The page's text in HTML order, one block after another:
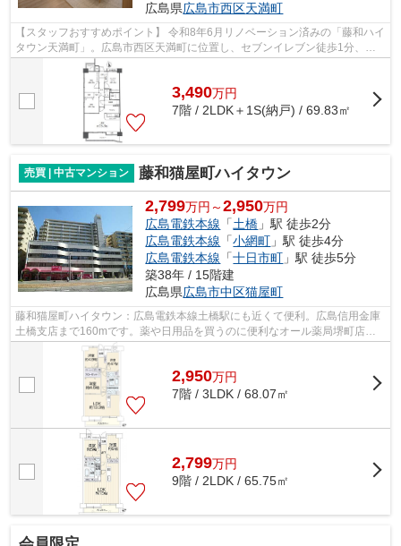
広島県広島市西区天満町
【スタッフおすすめポイント】 令和8年6月リノベーション済みの「藤和ハイ
タウン天満町」。広島市西区天満町に位置し、セブンイレブン徒歩1分、天
満小学校徒歩2分、天満町電停と24時...
3,490万円
7階 / 2LDK＋1S(納戸) / 69.83㎡
売買 | 中古マンション 藤和猫屋町ハイタウン
2,799万円～2,950万円
広島電鉄本線 「土橋 」駅 徒歩2分
広島電鉄本線 「小網町 」駅 徒歩4分
広島電鉄本線 「十日市町 」駅 徒歩5分
築38年 / 15階建
広島県広島市中区猫屋町
藤和猫屋町ハイタウン：広島電鉄本線土橋駅にも近くて便利。広島信用金庫
土橋支店まで160mです。薬や日用品を買うのに便利なオール薬局堺町店ま
で、170mです。多くの方にご好評のエレ...
2,950万円
7階 / 3LDK / 68.07㎡
2,799万円
9階 / 2LDK / 65.75㎡